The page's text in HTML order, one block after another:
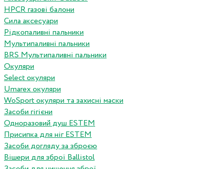
HPCR газові балони
Сила аксесуари
Рідкопаливні пальники
Мультипаливні пальники
BRS Мультипаливні пальники
Окуляри
Select окуляри
Umarex окуляри
WoSport окуляри та захисні маски
Засоби гігієни
Одноразовий душ ESTEM
Присипка для ніг ESTEM
Засоби догляду за зброєю
Вішери для зброї Ballistol